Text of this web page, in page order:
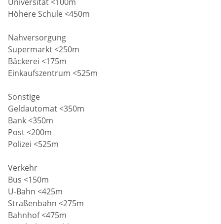
Höhere Schule <450m
Nahversorgung
Supermarkt <250m
Bäckerei <175m
Einkaufszentrum <525m
Sonstige
Geldautomat <350m
Bank <350m
Post <200m
Polizei <525m
Verkehr
Bus <150m
U-Bahn <425m
Straßenbahn <275m
Bahnhof <475m